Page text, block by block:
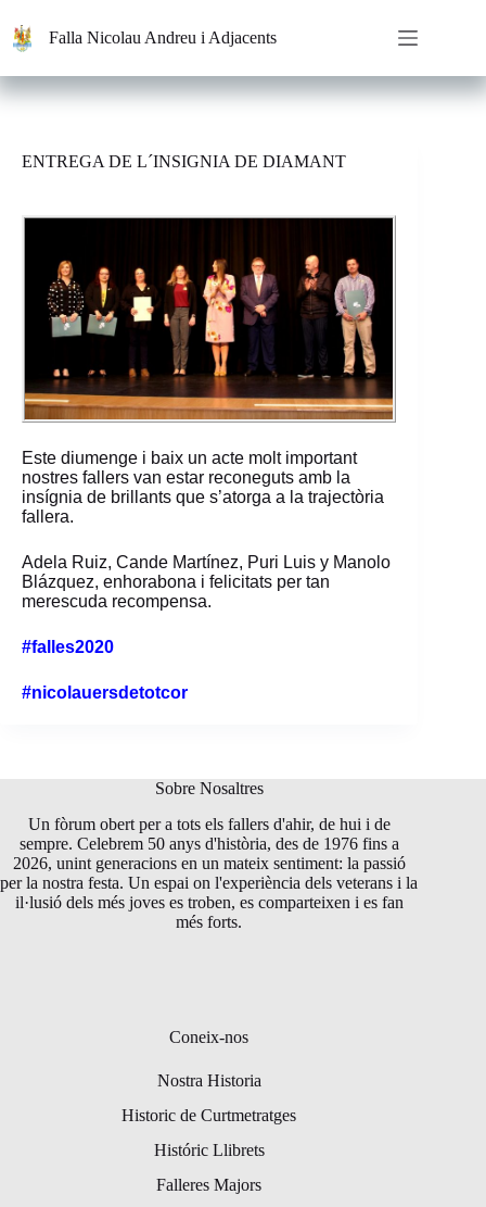
contenido
Falla Nicolau Andreu i Adjacents
ENTREGA DE L´INSIGNIA DE DIAMANT
Este diumenge i baix un acte molt important
nostres fallers van estar reconeguts amb la
insígnia de brillants que s’atorga a la trajectòria
fallera.
Adela Ruiz, Cande Martínez, Puri Luis y Manolo
Blázquez, enhorabona i felicitats per tan
merescuda recompensa.
#falles2020
#nicolauersdetotcor
Sobre Nosaltres
Un fòrum obert per a tots els fallers d'ahir, de hui i de
sempre. Celebrem 50 anys d'història, des de 1976 fins a
2026, unint generacions en un mateix sentiment: la passió
per la nostra festa. Un espai on l'experiència dels veterans i la
il·lusió dels més joves es troben, es comparteixen i es fan
més forts.
Coneix-nos
Nostra Historia
Historic de Curtmetratges
Históric Llibrets
Falleres Majors